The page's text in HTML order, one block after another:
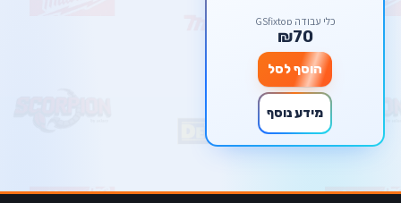
כלי עבודה GSfixtop
₪70
הוסף לסל
מידע נוסף